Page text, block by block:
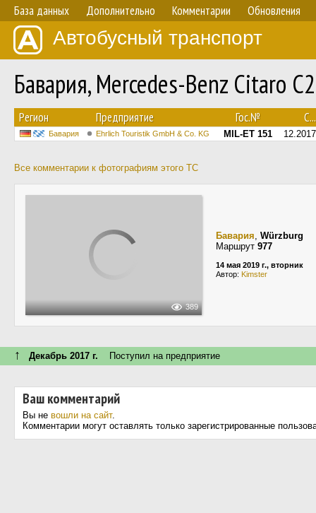
База данных Дополнительно Комментарии Обновления
Автобусный транспорт
Бавария, Mercedes-Benz Citaro
Регион Предприятие Гос.№ С...
Бавария Ehrlich Touristik GmbH & Co. KG MIL-ET 151 12.2017
Все комментарии к фотографиям этого ТС
389
Бавария, Würzburg
Маршрут 977
14 мая 2019 г., вторник
Автор: Kimster
↑ Декабрь 2017 г. Поступил на предприятие
Ваш комментарий
Вы не вошли на сайт.
Комментарии могут оставлять только зарегистрированные